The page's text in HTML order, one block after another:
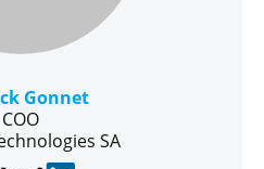
Gonnet
COO
SA